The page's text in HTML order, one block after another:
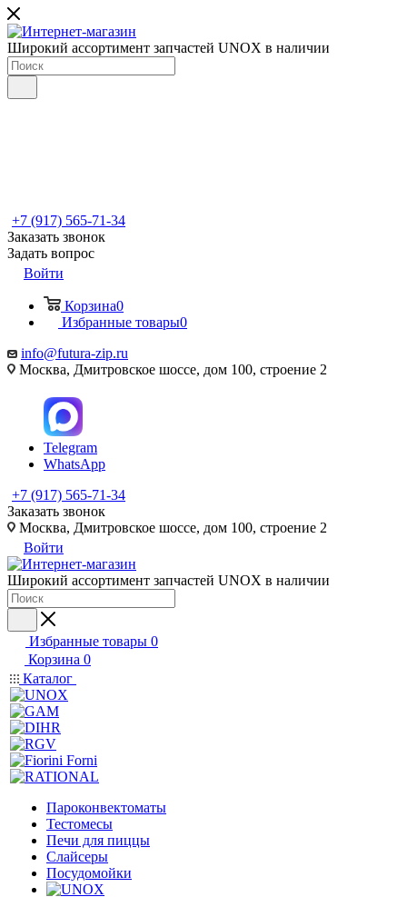
Широкий ассортимент запчастей UNOX в наличии
+7 (917) 565-71-34
Заказать звонок
Задать вопрос
Войти
Корзина0
Избранные товары0
info@futura-zip.ru
Москва, Дмитровское шоссе, дом 100, строение 2
Telegram
WhatsApp
+7 (917) 565-71-34
Заказать звонок
Москва, Дмитровское шоссе, дом 100, строение 2
Войти
Широкий ассортимент запчастей UNOX в наличии
Избранные товары 0
Корзина 0
Каталог
Пароконвектоматы
Тестомесы
Печи для пиццы
Слайсеры
Посудомойки